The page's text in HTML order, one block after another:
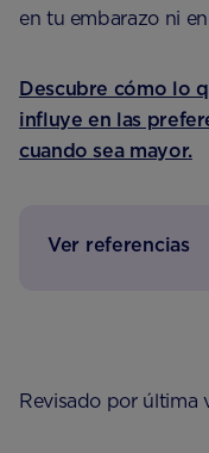
en tu embarazo ni
Descubre cómo lo
influye en las
cuando sea mayor.
Ver referencias
Revisado por última